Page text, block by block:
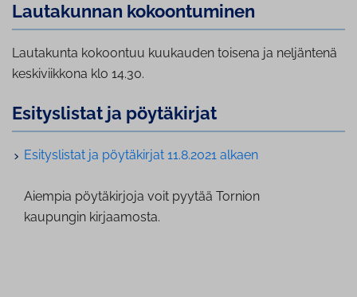
Lautakunnan ko­koon­tu­mi­nen
Lautakunta kokoontuu kuukauden toisena ja neljäntenä
keskiviikkona klo 14.30.
Esi­tys­lis­tat ja pöytäkirjat
Esi­tys­lis­tat ja pöytäkirjat 11.8.2021 alkaen
Aiempia pöy­tä­kir­jo­ja voit pyytää Tornion
kaupungin kirjaamosta.